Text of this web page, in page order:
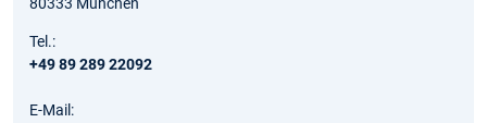
80333 München
Tel.:
+49 89 289 22092
E-Mail: